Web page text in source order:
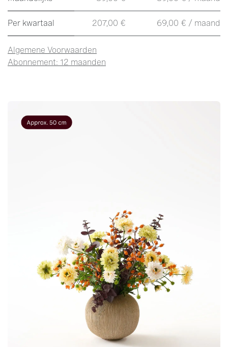
Per kwartaal 207,00 € 69,00 € / maand
Algemene Voorwaarden
Abonnement: 12 maanden